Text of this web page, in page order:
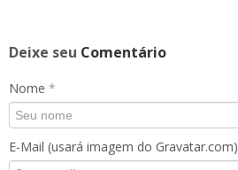
Deixe seu Comentário
Nome *
E-Mail (usará imagem do Gravatar.com)